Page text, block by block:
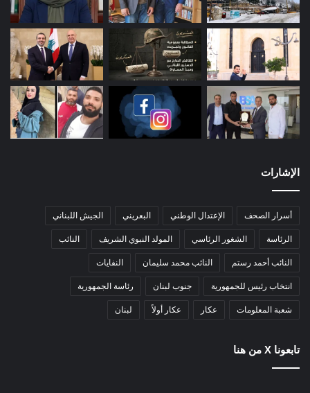
الإشارات
أسرار الصحف الإعتدال الوطني البعريني الجيش اللبناني
الرئاسة الشغور الرئاسي المولد النبوي الشريف النائب
النائب أحمد رستم النائب محمد سليمان النفايات
انتخاب رئيس للجمهورية جنوب لبنان رئاسة الجمهورية
شعبة المعلومات عكار عكار أولاً لبنان
تابعونا X من هنا